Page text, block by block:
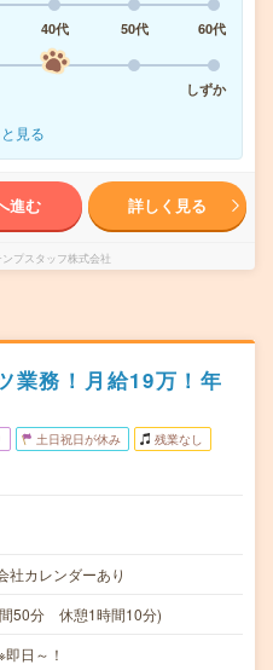
40代 50代
60代
しずか
見る
進む 詳しく見る
プスタッフ株式会社
業務！月給19万！年
土日祝日が休み 残業なし
カレンダーあり
50分 休憩1時間10分)
日～！